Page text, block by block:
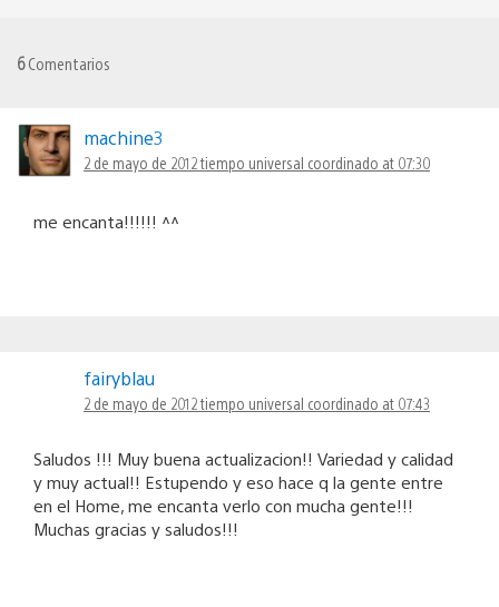
6Comentarios
machine3
2 de mayo de 2012 tiempo universal coordinado at 07:30
me encanta!!!!!! ^^
fairyblau
2 de mayo de 2012 tiempo universal coordinado at 07:43
Saludos !!! Muy buena actualizacion!! Variedad y calidad
y muy actual!! Estupendo y eso hace q la gente entre
en el Home, me encanta verlo con mucha gente!!!
Muchas gracias y saludos!!!